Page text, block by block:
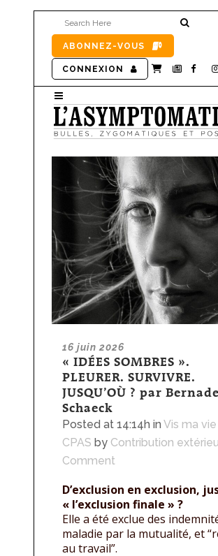
ABONNEZ-VOUS
CONNEXION
16 juin 2026
« IDÉES SOMBRES ».
PLEURER. SURVIVRE.
JUSQU’OÙ ? par
Schaeck
Posted at 14:14h in Vis ma vie
CPAS by Contribution
Comment
D’exclusion en exclusion,
« l’exclusion finale » ?
Elle a été exclue des
maladie par la mutualité, et
au travail”.